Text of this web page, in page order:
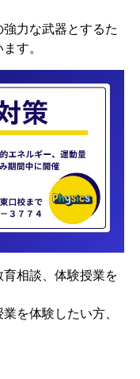
力な武器とするた
す。
相談、体験授業を
を体験したい方、